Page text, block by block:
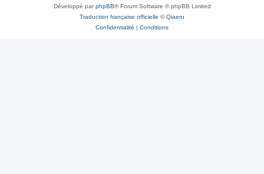
Développé parphpBB® Forum Software © phpBB Limited
Traduction française officielle ©Qiaeru
Confidentialité | Conditions